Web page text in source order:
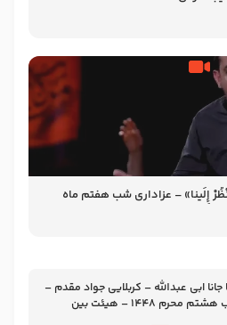
إِلَینا» – عزاداری شب هفتم ماه
جانا ابی عبدالله – کربلایی جواد مقدم –
شب هشتم محرم 1448 – هیئت بین